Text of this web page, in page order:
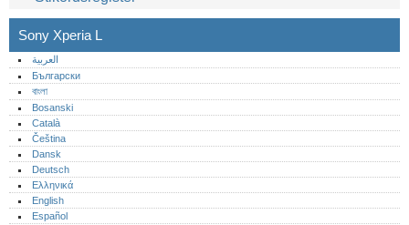
Sony Xperia L
العربية
Български
বাংলা
Bosanski
Català
Čeština
Dansk
Deutsch
Ελληνικά
English
Español